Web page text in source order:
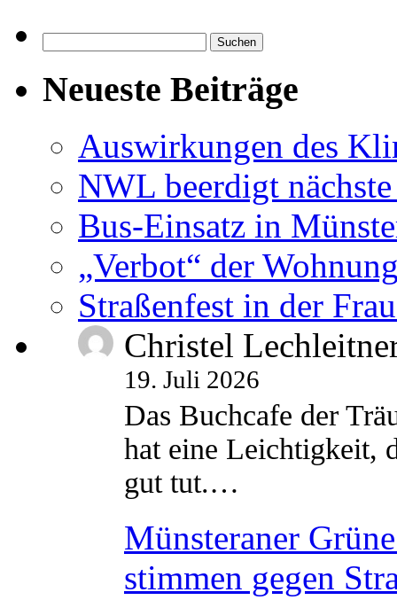
nach:
Neueste Beiträge
Auswirkungen des
NWL beerdigt
Bus-Einsatz in
„Verbot“ der
Straßenfest in der
Christel
19. Juli 2026
Das Buchcafe der
hat eine Leichtigkeit,
gut tut.…
Münsteraner
stimmen gegen